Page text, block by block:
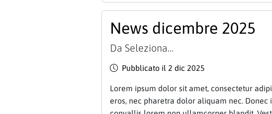
News dicembre 2025
Da Seleziona...
Pubblicato il 2 dic 2025
Lorem ipsum dolor sit amet, consectetur
eros, nec pharetra dolor aliquam nec. Donec